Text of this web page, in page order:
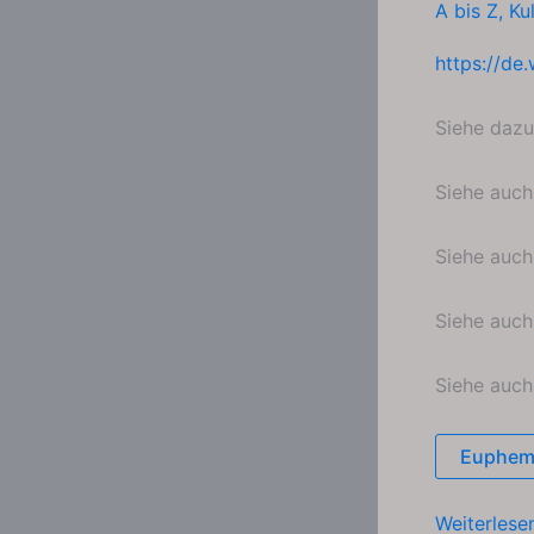
A bis Z,
https://
Siehe
Siehe auch
Siehe auch
Siehe auch
Siehe auch
Politische